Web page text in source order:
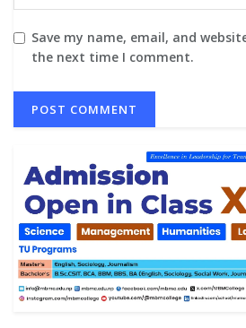
Save my name, email, and
the next time I comment.